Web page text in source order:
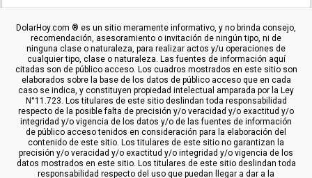
DolarHoy.com ® es un sitio meramente informativo, y no brinda consejo,
recomendación, asesoramiento o invitación de ningún tipo, ni de
ninguna clase o naturaleza, para realizar actos y/u operaciones de
cualquier tipo, clase o naturaleza. Las fuentes de información aquí
citadas son de público acceso. Los cuadros mostrados en este sitio son
elaborados sobre la base de los datos de público acceso que en cada
caso se indica, y constituyen propiedad intelectual amparada por la Ley
N°11.723. Los titulares de este sitio deslindan toda responsabilidad
respecto de la posible falta de precisión y/o veracidad y/o exactitud y/o
integridad y/o vigencia de los datos y/o de las fuentes de información
de público acceso tenidos en consideración para la elaboración del
contenido de este sitio. Los titulares de este sitio no garantizan la
precisión y/o veracidad y/o exactitud y/o integridad y/o vigencia de los
datos mostrados en este sitio. Los titulares de este sitio deslindan toda
responsabilidad respecto del uso que puedan llegar a dar a la